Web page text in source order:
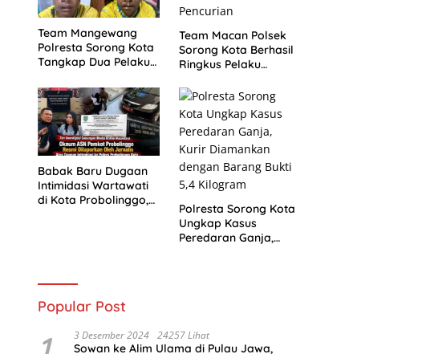
Team Mangewang
Polresta Sorong Kota
Tangkap Dua Pelaku
Sepeda Motor
Diamankan
Team Macan Polsek
Sorong Kota Berhasil
Ringkus Pelaku
Babak Baru Dugaan
Intimidasi Wartawati
di Kota Probolinggo,
Polresta Sorong Kota
Ungkap Kasus
Peredaran Ganja,
Popular Post
3 Desember 2024 24257 Lihat
Sowan ke Alim Ulama di Pulau Jawa,